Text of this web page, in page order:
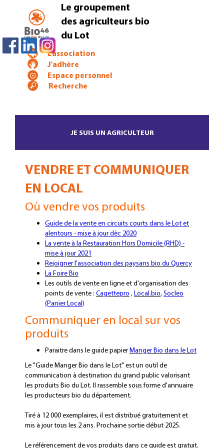
Le groupement
des agriculteurs bio
du Lot
L'association
J'adhère
Espace personnel
JE SUIS UN AGRICULTEUR
VENDRE ET COMMUNIQUER
EN LOCAL
Où vendre vos produits
Guide de la vente en circuits courts dans le Lot et
alentours - mise à jour dèc 2020
La vente à la Restauration Hors Domicile (RHD) -
mise à jour 2021
Rejoigner l'association des paysans bio du Quercy
La Foire Bio
Les outils de vente en ligne et d'organisation des
points de vente : Cagettepro ,Local.bio,Socleo
(Panier Local)
Communiquer en local sur vos
produits
Paraitre dans le guide papierManger Bio dans le Lot
Le "Guide Manger Bio dans le Lot" est un outil de
communication à destination du grand public valorisant
les produits Bio du Lot. Il rassemble sous forme d'annuaire
les producteurs bio du département.
Tiré à 12 000 exemplaires, il est distribué gratuitement et
mis à jour tous les 2 ans. Prochaine sortie début 2025.
Le référencement de vos produits dans ce guide est gratuit.